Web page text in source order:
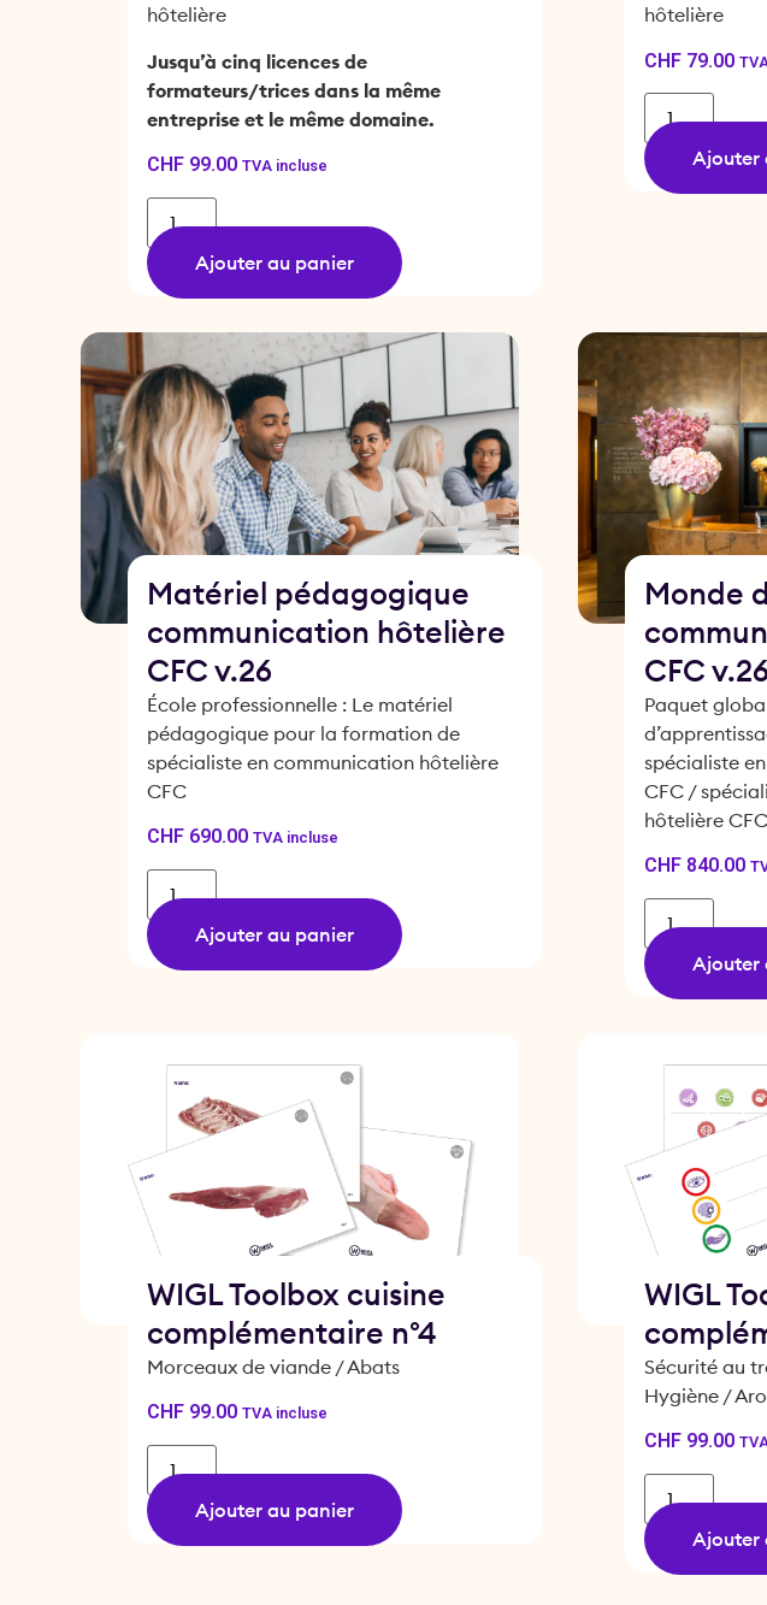
hôtelière
Jusqu’à cinq licences de
formateurs/trices dans la même
entreprise et le même domaine.
CHF99.00 TVA incluse
Ajouter au panier
hôtelière
CHF79.00
Ajouter
Matériel pédagogique
communication hôtelière
CFC v.26
École professionnelle : Le matériel
pédagogique pour la formation de
spécialiste en communication hôtelière
CFC
CHF690.00 TVA incluse
Ajouter au panier
Monde
CFC v.26
Paquet
spécialiste
CFC /
hôtelière CFC
CHF840.00
Ajouter
WIGL Toolbox cuisine
complémentaire n°4
Morceaux de viande / Abats
CHF99.00 TVA incluse
Ajouter au panier
WIGL
Sécurité au
Hygiène /
CHF99.00
Ajouter